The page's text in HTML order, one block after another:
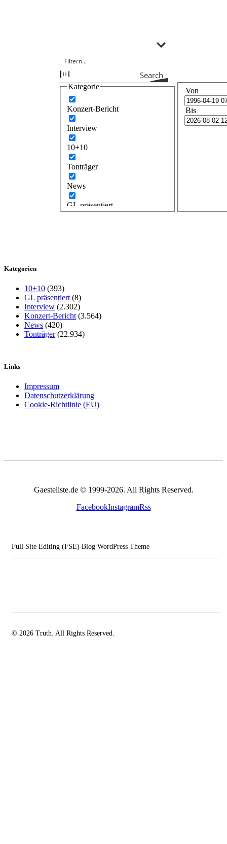
Search
Kategorie
Konzert-Bericht
Interview
10+10
Tonträger
News
GL präsentiert
Von
Bis
Kategorien
10+10 (393)
GL präsentiert (8)
Interview (2.302)
Konzert-Bericht (3.564)
News (420)
Tonträger(22.934)
Links
Impressum
Datenschutzerklärung
Cookie-Richtlinie (EU)
Gaesteliste.de © 1999-2026. All Rights Reserved.
FacebookInstagramRss
Full Site Editing (FSE) Blog WordPress Theme
© 2026 Truth. All Rights Reserved.